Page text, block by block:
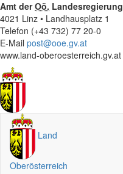
Amt derOö. Landesregierung
4021 Linz • Landhausplatz 1
Telefon (+43 732) 77 20-0
E-Mail post@ooe.gv.at
www.land-oberoesterreich.gv.at
Land
Oberösterreich